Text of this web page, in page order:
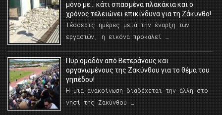
μόνο με… κάτι σπασμένα πλακάκια και ο
χρόνος τελειώνει επικίνδυνα για τη Ζάκυνθο!
Τέσσερις ημέρες μετά την έναρξη των
εργασιών, η εικόνα προκαλεί …
Πυρ ομαδόν από Βετεράνους και
οργανωμένους της Ζακύνθου για το θέμα του
γηπέδου!
Η μια ανακοίνωση διαδέχεται την άλλη στο
νησί της Ζακύνθου …